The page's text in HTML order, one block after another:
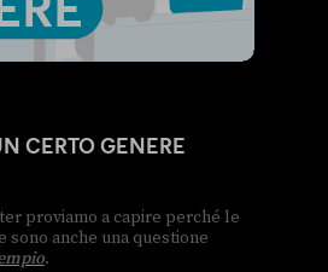
CERTO GENERE
proviamo a capire perché le
sono anche una questione
.